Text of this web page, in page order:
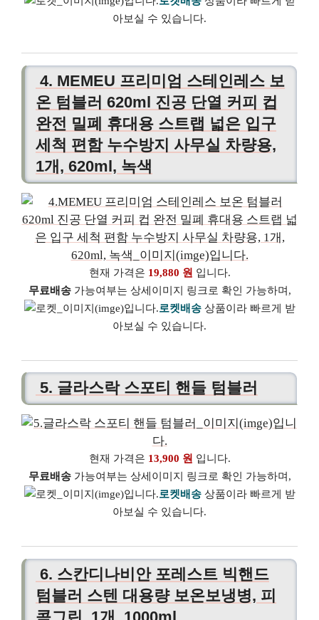
아보실 수 있습니다.
4. MEMEU 프리미엄 스테인레스 보
온 텀블러 620ml 진공 단열 커피 컵
완전 밀폐 휴대용 스트랩 넓은 입구
세척 편함 누수방지 사무실 차량용,
1개, 620ml, 녹색
현재 가격은 19,880 원 입니다.
무료배송가능여부는 상세이미지 링크로 확인 가능하며,
로켓배송상품이라 빠르게 받
아보실 수 있습니다.
5. 글라스락 스포티 핸들 텀블러
현재 가격은 13,900 원 입니다.
무료배송가능여부는 상세이미지 링크로 확인 가능하며,
로켓배송상품이라 빠르게 받
아보실 수 있습니다.
6. 스칸디나비안 포레스트 빅핸드
텀블러 스텐 대용량 보온보냉병, 피